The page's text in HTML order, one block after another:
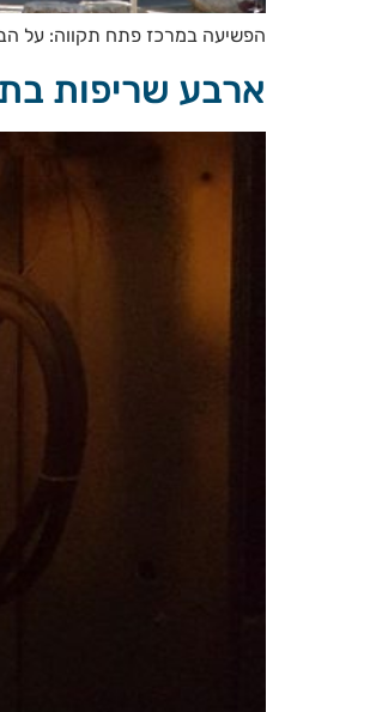
הפשיעה במרכז פתח תקווה: על הבוקר תגרה בין
ארבע שריפות